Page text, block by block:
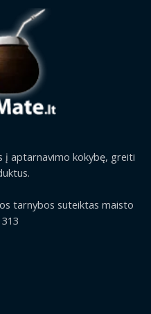
į aptarnavimo kokybę, greiti
tarnybos suteiktas maisto